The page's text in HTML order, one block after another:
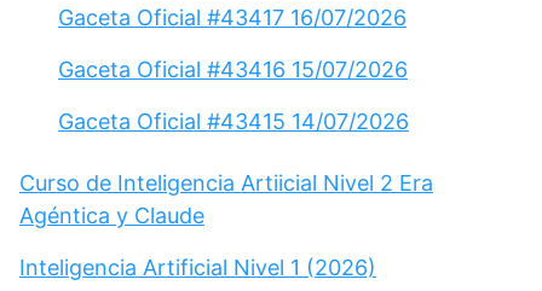
Gaceta Oficial #43417 16/07/2026
Gaceta Oficial #43416 15/07/2026
Gaceta Oficial #43415 14/07/2026
Curso de Inteligencia Artiicial Nivel 2 Era
Agéntica y Claude
Inteligencia Artificial Nivel 1 (2026)